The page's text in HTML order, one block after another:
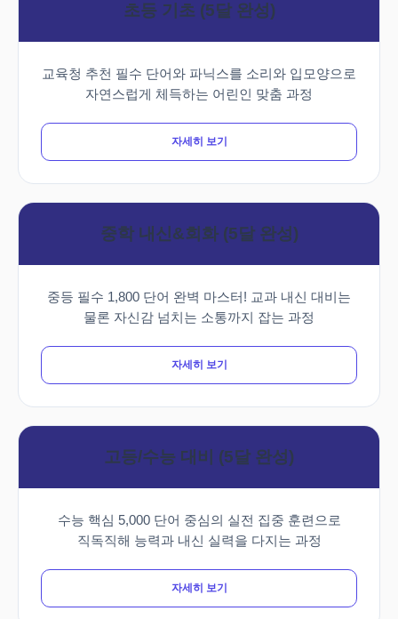
초등 기초 (5달 완성)
교육청 추천 필수 단어와 파닉스를 소리와 입모양으로
자연스럽게 체득하는 어린인 맞춤 과정
자세히 보기
중학 내신&회화 (5달 완성)
중등 필수 1,800 단어 완벽 마스터! 교과 내신 대비는
물론 자신감 넘치는 소통까지 잡는 과정
자세히 보기
고등/수능 대비 (5달 완성)
수능 핵심 5,000 단어 중심의 실전 집중 훈련으로
직독직해 능력과 내신 실력을 다지는 과정
자세히 보기